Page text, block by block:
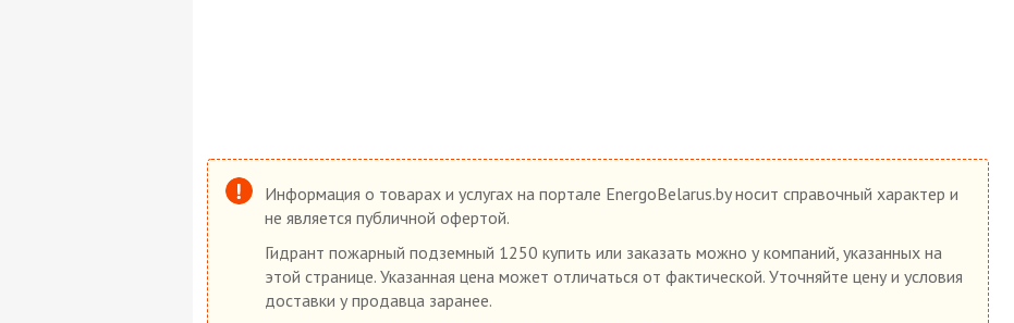
Информация о товарах и услугах на портале EnergoBelarus.by носит справочный характер и
не является публичной офертой.
Гидрант пожарный подземный 1250 купить или заказать можно у компаний, указанных на
этой странице. Указанная цена может отличаться от фактической. Уточняйте цену и условия
доставки у продавца заранее.